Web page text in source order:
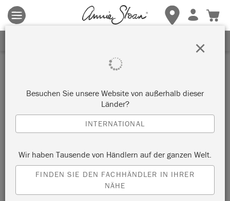
Es gelten die allgemeinen Geschäftsbedingungen.
hierfür weitere Informationen.
Besuchen Sie unsere Website von außerhalb dieser
Länder?
INTERNATIONAL
Wir haben Tausende von Händlern auf der ganzen Welt.
FINDEN SIE DEN FACHHÄNDLER IN IHRER
NÄHE
×